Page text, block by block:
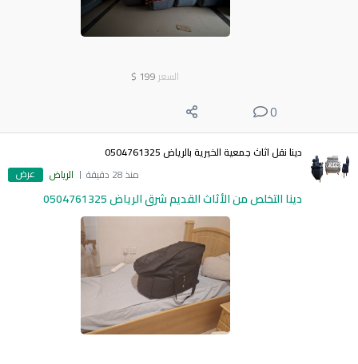
السعر 199
$
0
دينا نقل اثاث جمعية الخيرية بالرياض 0504761325
منذ 28 دقيقة
الرياض عرض
دينا التخلص من الأثاث القديم شرق الرياض 0504761325